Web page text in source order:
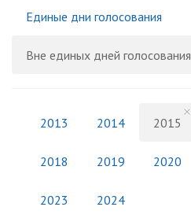
Единые дни голосования
Вне единых дней голосования
2013 2014 2015
2018 2019 2020
2023 2024